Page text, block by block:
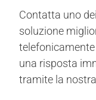
Contatta uno
soluzione
una risposta
tramite la